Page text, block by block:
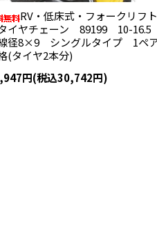
RV・低床式・フォークリフト
イヤチェーン 89199 10-16.5
径8×9 シングルタイプ 1ペ
(タイヤ2本分)
円(税込30,742円)